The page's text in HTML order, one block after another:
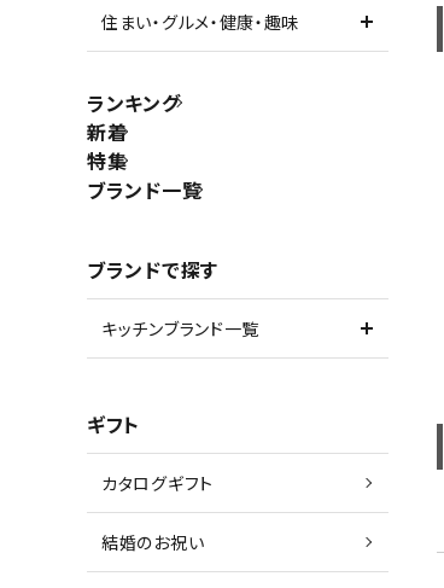
住まい・グルメ・健康・趣味
ランキング
新着
特集
ブランド一覧
ブランドで探す
キッチンブランド一覧
ギフト
カタログギフト
結婚のお祝い